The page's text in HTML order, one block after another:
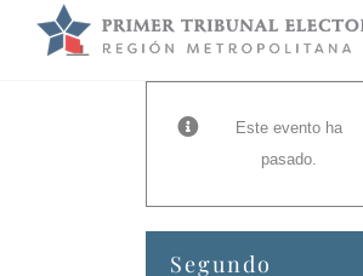
Este evento ha
pasado.
Segundo